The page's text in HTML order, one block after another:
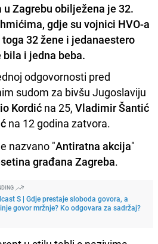
u Zagrebu obilježena je 32.
gdje su vojnici HVO-a
32 žene i jedanaestero
i jedna beba.
odgovornosti pred
sudom za bivšu Jugoslaviju
Kordić na 25, Vladimir Šantić
na 12 godina zatvora.
nazvano "Antiratna akcija"
građana Zagreba.
S | Gdje prestaje sloboda govora, a
govor mržnje? Ko odgovara za sadržaj?